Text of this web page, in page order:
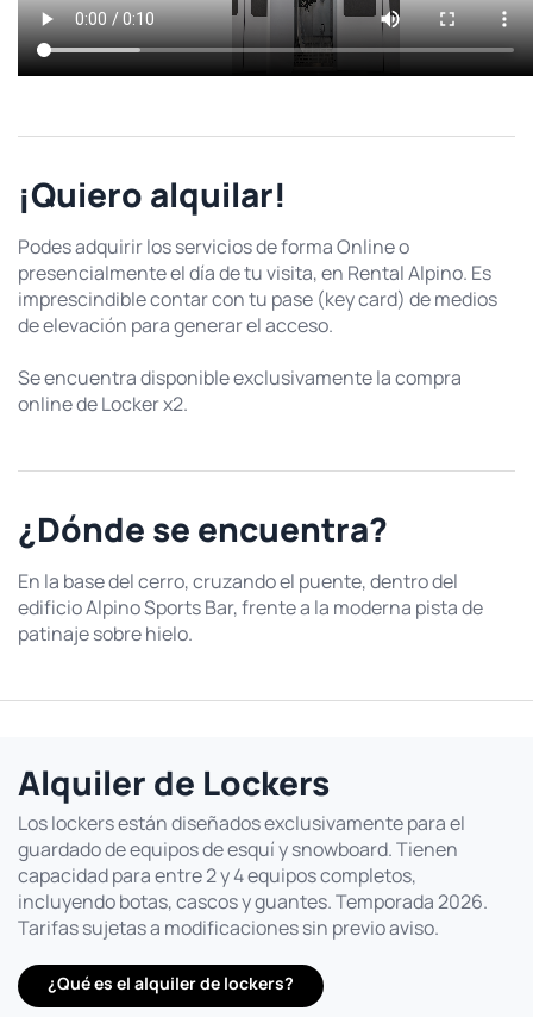
¡Quiero alquilar!
Podes adquirir los servicios de forma Online o
presencialmente el día de tu visita, en Rental Alpino. Es
imprescindible contar con tu pase (key card) de medios
de elevación para generar el acceso.
Se encuentra disponible exclusivamente la compra
online de Locker x2.
¿Dónde se encuentra?
En la base del cerro, cruzando el puente, dentro del
edificio Alpino Sports Bar, frente a la moderna pista de
patinaje sobre hielo.
Alquiler de Lockers
Los lockers están diseñados exclusivamente para el
guardado de equipos de esquí y snowboard. Tienen
capacidad para entre 2 y 4 equipos completos,
incluyendo botas, cascos y guantes. Temporada 2026.
Tarifas sujetas a modificaciones sin previo aviso.
¿Qué es el alquiler de lockers?